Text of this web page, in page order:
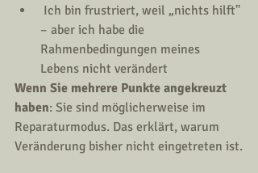
Ich bin frustriert, weil „nichts hilft"
– aber ich habe die
Rahmenbedingungen meines
Lebens nicht verändert
Wenn Sie mehrere Punkte angekreuzt
haben: Sie sind möglicherweise im
Reparaturmodus. Das erklärt, warum
Veränderung bisher nicht eingetreten ist.